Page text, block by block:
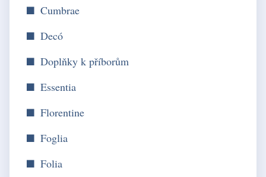
Cumbrae
Decó
Doplňky k příborům
Essentia
Florentine
Foglia
Folia